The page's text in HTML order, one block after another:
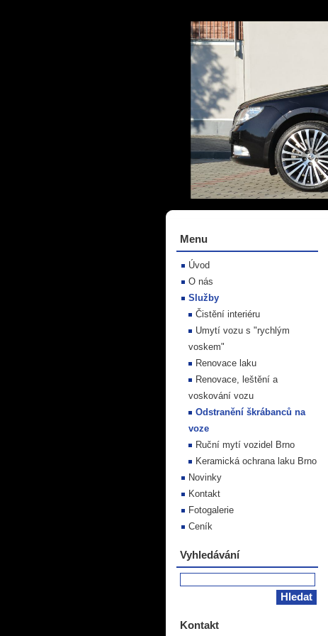
Menu
Úvod
O nás
Služby
Čistění interiéru
Umytí vozu s "rychlým
voskem"
Renovace laku
Renovace, leštění a
voskování vozu
Odstranění škrábanců na
voze
Ruční mytí vozidel Brno
Keramická ochrana laku Brno
Novinky
Kontakt
Fotogalerie
Ceník
Vyhledávání
Kontakt